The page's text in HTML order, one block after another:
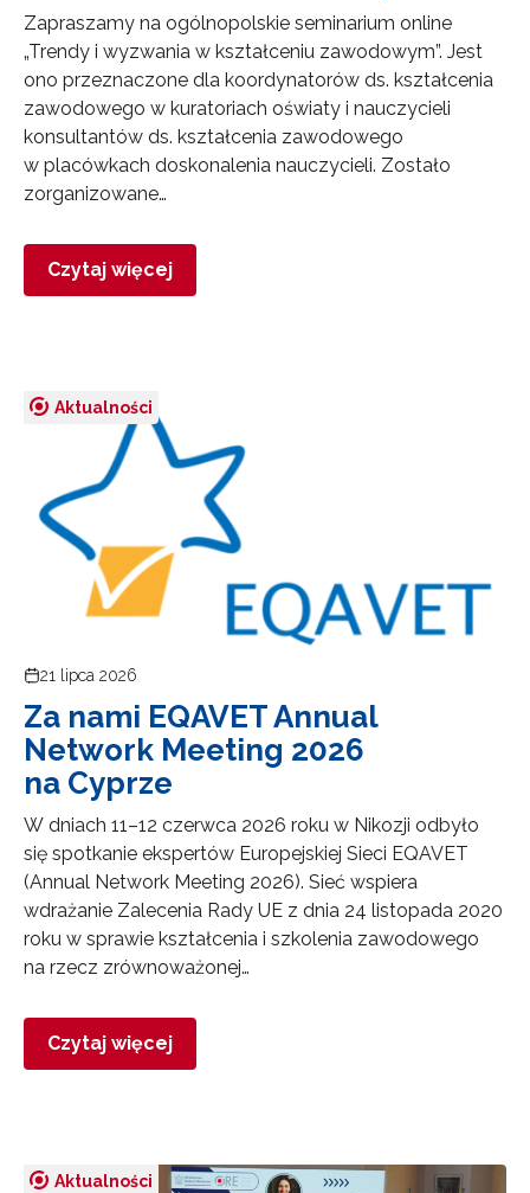
Zapraszamy na ogólnopolskie seminarium online
„Trendy i wyzwania w kształceniu zawodowym”. Jest
ono przeznaczone dla koordynatorów ds. kształcenia
zawodowego w kuratoriach oświaty i nauczycieli
konsultantów ds. kształcenia zawodowego
w placówkach doskonalenia nauczycieli. Zostało
zorganizowane…
Czytaj więcej
Aktualności
21 lipca 2026
Za nami EQAVET Annual
Network Meeting 2026
na Cyprze
W dniach 11–12 czerwca 2026 roku w Nikozji odbyło
się spotkanie ekspertów Europejskiej Sieci EQAVET
(Annual Network Meeting 2026). Sieć wspiera
wdrażanie Zalecenia Rady UE z dnia 24 listopada 2020
roku w sprawie kształcenia i szkolenia zawodowego
na rzecz zrównoważonej…
Czytaj więcej
Aktualności